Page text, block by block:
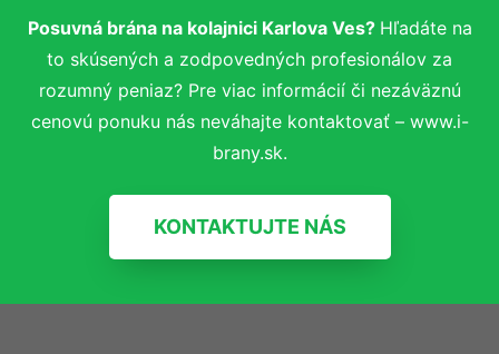
Posuvná brána na kolajnici Karlova Ves? Hľadáte na
to skúsených a zodpovedných profesionálov za
rozumný peniaz? Pre viac informácií či nezáväznú
cenovú ponuku nás neváhajte kontaktovať – www.i-
brany.sk.
KONTAKTUJTE NÁS